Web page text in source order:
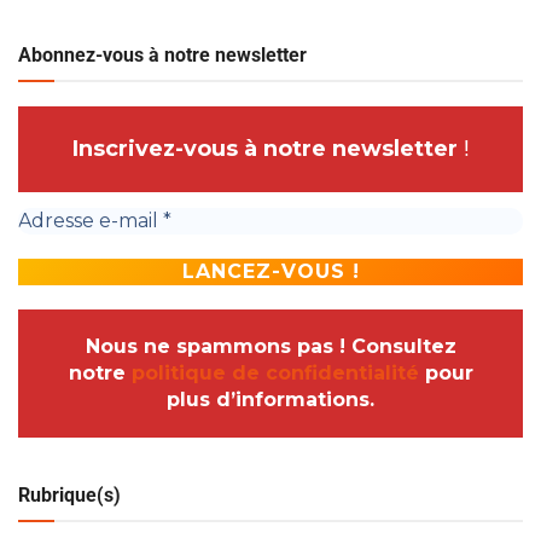
Abonnez-vous à notre newsletter
Inscrivez-vous à notre newsletter !
Nous ne spammons pas ! Consultez
notre politique de confidentialité pour
plus d’informations.
Rubrique(s)